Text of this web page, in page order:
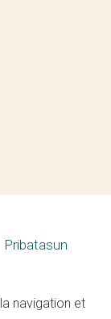
Pribatasun
navigation et